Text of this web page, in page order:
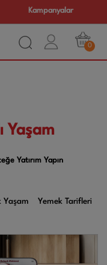
Kampanyalar
0
Yaşam
Yatırım Yapın
Yaşam Yemek Tarifleri